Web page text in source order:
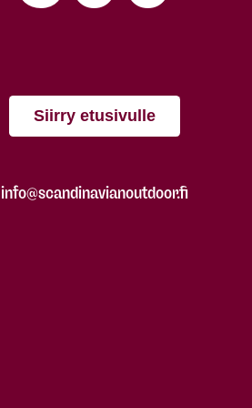
Siirry etusivulle
info@scandinavianoutdoor.fi